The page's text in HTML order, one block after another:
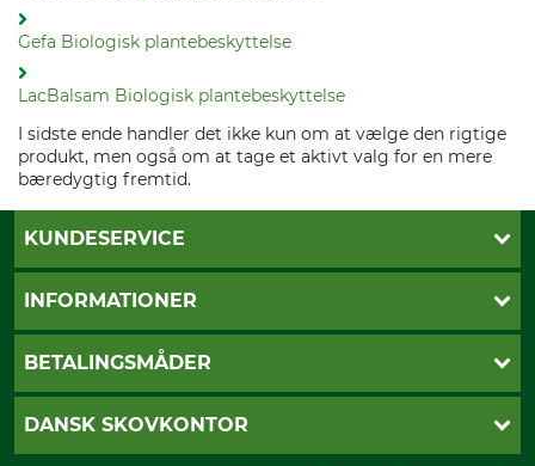
Gefa Biologisk plantebeskyttelse
LacBalsam Biologisk plantebeskyttelse
I sidste ende handler det ikke kun om at vælge den rigtige
produkt, men også om at tage et aktivt valg for en mere
bæredygtig fremtid.
KUNDESERVICE
Kontakt
Cookie-indstillinger
INFORMATIONER
Betalingsmåder
BETALINGSMÅDER
Dankort
DANSK SKOVKONTOR